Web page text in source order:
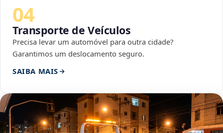
04
Transporte de Veículos
Precisa levar um automóvel para outra cidade?
Garantimos um deslocamento seguro.
SAIBA MAIS